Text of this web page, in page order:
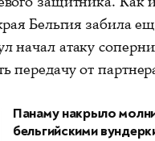
Бельгия забила
начал атаку
передачу от
Панаму накрыло
бельгийскими